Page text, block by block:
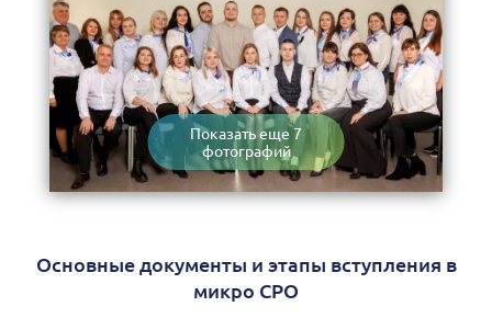
Показать еще 7
фотографий
Основные документы и этапы вступления в
микро СРО